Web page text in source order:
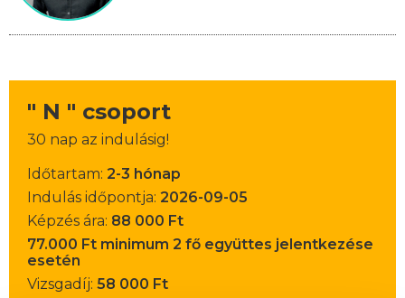
" N " csoport
30 nap az indulásig!
Időtartam: 2-3 hónap
Indulás időpontja: 2026-09-05
Képzés ára: 88 000 Ft
77.000 Ft minimum 2 fő együttes jelentkezése
esetén
Vizsgadíj: 58 000 Ft